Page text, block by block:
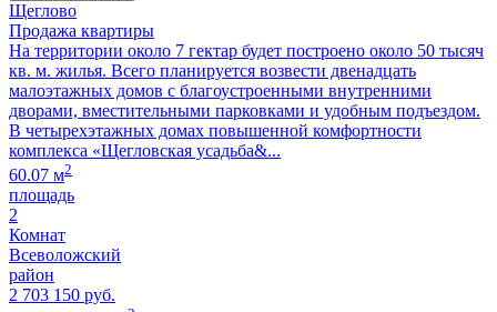
Щеглово
Продажа квартиры
На территории около 7 гектар будет построено около 50 тысяч
кв. м. жилья. Всего планируется возвести двенадцать
малоэтажных домов с благоустроенными внутренними
дворами, вместительными парковками и удобным подъездом.
В четырехэтажных домах повышенной комфортности
комплекса «Щегловская усадьба&...
60.07 м2
площадь
2
Комнат
Всеволожский
район
2 703 150 руб.